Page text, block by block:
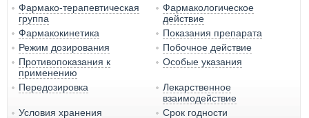
Фармако-терапевтическая
группа
Фармакологическое
действие
Фармакокинетика
Показания препарата
Режим дозирования
Побочное действие
Противопоказания к
применению
Особые указания
Передозировка
Лекарственное
взаимодействие
Условия хранения
Срок годности